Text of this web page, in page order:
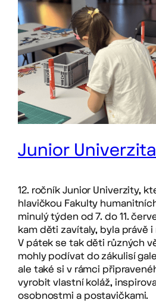
Junior Univerzita
12. ročník Junior Univerzity,
hlavičkou Fakulty
minulý týden od 7. do 11.
kam děti zavítaly, byla právě i
V pátek se tak děti různých
mohly podívat do zákulisí
ale také si v rámci
vyrobit vlastní koláž,
osobnostmi a postavičkami.